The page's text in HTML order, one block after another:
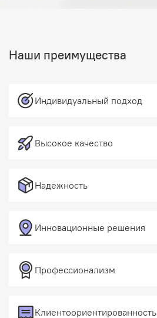
Наши преимущества
Индивидуальный подход
Высокое качество
Надежность
Инновационные решения
Профессионализм
Клиентоориентированность